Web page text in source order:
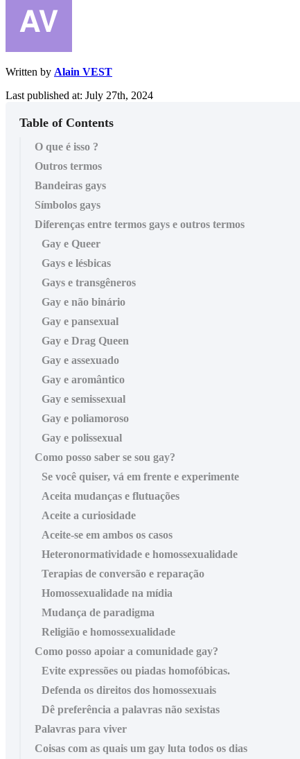
Written by Alain VEST
Last published at: July 27th, 2024
Table of Contents
O que é isso ?
Outros termos
Bandeiras gays
Símbolos gays
Diferenças entre termos gays e outros termos
Gay e Queer
Gays e lésbicas
Gays e transgêneros
Gay e não binário
Gay e pansexual
Gay e Drag Queen
Gay e assexuado
Gay e aromântico
Gay e semissexual
Gay e poliamoroso
Gay e polissexual
Como posso saber se sou gay?
Se você quiser, vá em frente e experimente
Aceita mudanças e flutuações
Aceite a curiosidade
Aceite-se em ambos os casos
Heteronormatividade e homossexualidade
Terapias de conversão e reparação
Homossexualidade na mídia
Mudança de paradigma
Religião e homossexualidade
Como posso apoiar a comunidade gay?
Evite expressões ou piadas homofóbicas.
Defenda os direitos dos homossexuais
Dê preferência a palavras não sexistas
Palavras para viver
Coisas com as quais um gay luta todos os dias